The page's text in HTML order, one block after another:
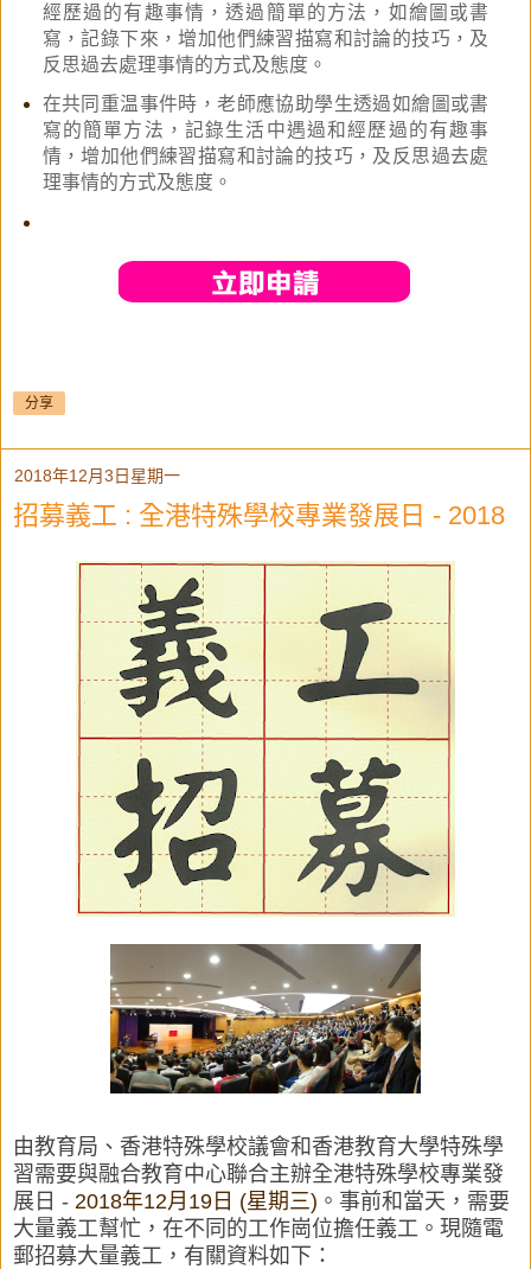
經歷過的有趣事情，透過簡單的方法，如繪圖或書
寫，記錄下來，增加他們練習描寫和討論的技巧，及
反思過去處理事情的方式及態度。
在共同重温事件時，老師應協助學生透過如繪圖或書
寫的簡單方法，記錄生活中遇過和經歷過的有趣事
情，增加他們練習描寫和討論的技巧，及反思過去處
理事情的方式及態度。
分享
2018年12月3日星期一
招募義工 : 全港特殊學校專業發展日 - 2018
由教育局、香港特殊學校議會和香港教育大學特殊學
習需要與融合教育中心聯合主辦全港特殊學校專業發
展日 - 2018年12月 19 日 (星期三) 。事前和當天，需要
大量義工幫忙，在不同的工作崗位擔任義工。現隨電
郵招募大量義工，有關資料如下：